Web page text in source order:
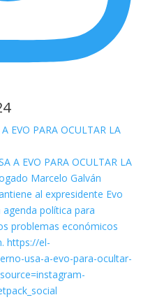
EVO PARA OCULTAR LA